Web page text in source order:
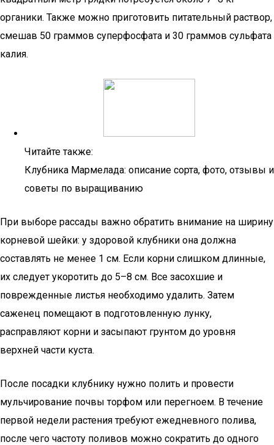
органики. Также можно приготовить питательный раствор,
смешав 50 граммов суперфосфата и 30 граммов сульфата
калия.
Читайте также:
Клубника Мармелада: описание сорта, фото, отзывы и
советы по выращиванию
При выборе рассады важно обратить внимание на ширину
корневой шейки: у здоровой клубники она должна
составлять не менее 1 см. Если корни слишком длинные,
их следует укоротить до 5–8 см. Все засохшие и
поврежденные листья необходимо удалить. Затем
саженец помещают в подготовленную лунку,
расправляют корни и засыпают грунтом до уровня
верхней части куста.
После посадки клубнику нужно полить и провести
мульчирование почвы торфом или перегноем. В течение
первой недели растения требуют ежедневного полива,
после чего частоту поливов можно сократить до одного